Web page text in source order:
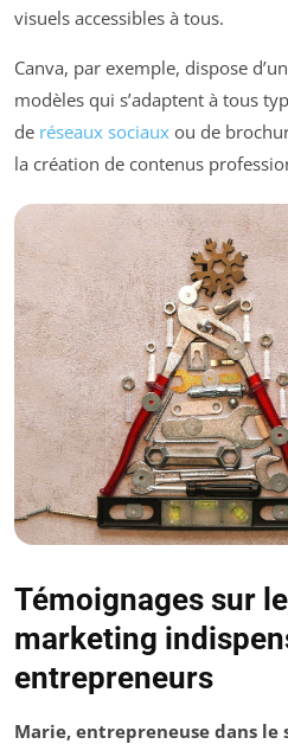
visuels accessibles à tous.
Canva, par exemple, dispose
modèles qui s’adaptent à tous
de réseaux sociaux ou de
la création de contenus
Témoignages sur
marketing
entrepreneurs
Marie, entrepreneuse dans le